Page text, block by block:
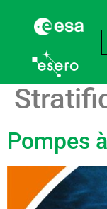
Pompes